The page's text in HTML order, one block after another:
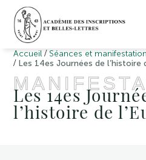
Accueil / Séances et
/ Les 14es Journées de l’histoire
Les 14es
l’histoire de